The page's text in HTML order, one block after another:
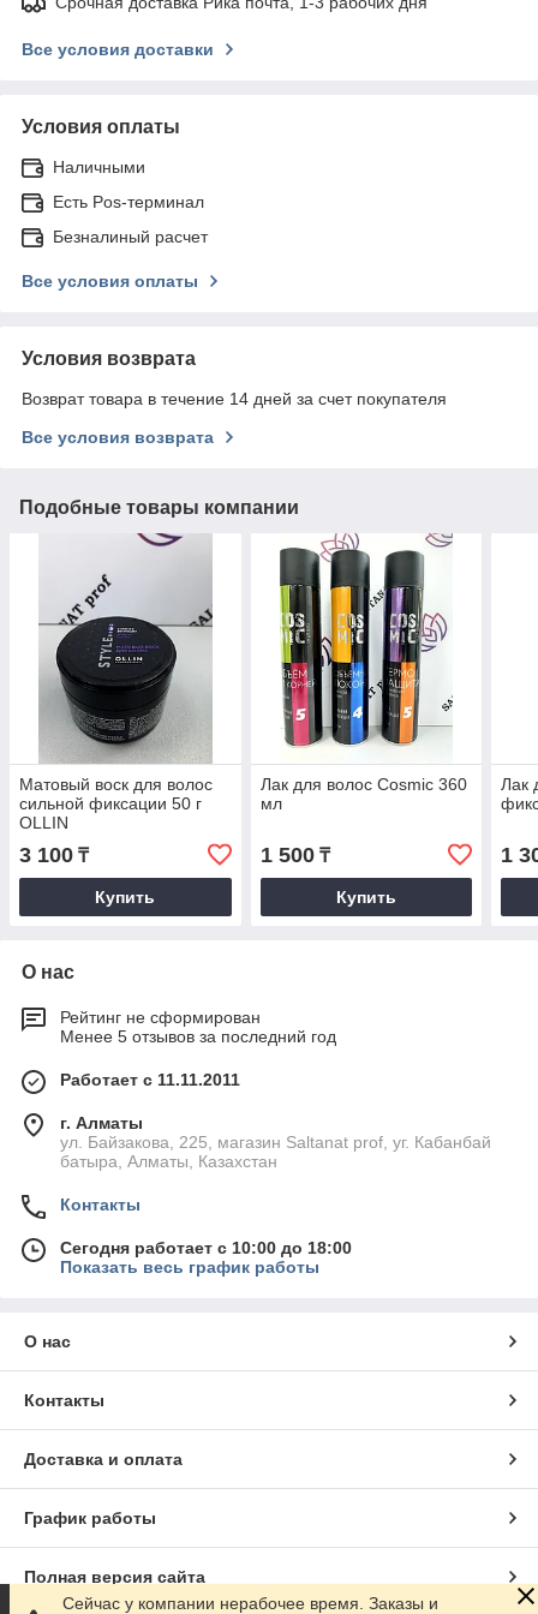
Все условия доставки
Условия оплаты
Наличными
Есть Pos-терминал
Безналиный расчет
Все условия оплаты
Условия возврата
Возврат товара в течение 14 дней за счет покупателя
Все условия возврата
Подобные товары компании
Матовый воск для волос
сильной фиксации 50 г
OLLIN
3 100 ₸
Купить
Лак для волос Сosmic 360
мл
1 500₸
Купить
Лак
1
О нас
Рейтинг не сформирован
Менее 5 отзывов за последний год
Работает с 11.11.2011
г. Алматы
ул. Байзакова, 225, магазин Saltanat prof, уг. Кабанбай
батыра, Алматы, Казахстан
Контакты
Сегодня работает с 10:00 до 18:00
Показать весь график работы
О нас
Контакты
Доставка и оплата
График работы
Полная версия сайта
Сейчас у компании нерабочее время. Заказы и